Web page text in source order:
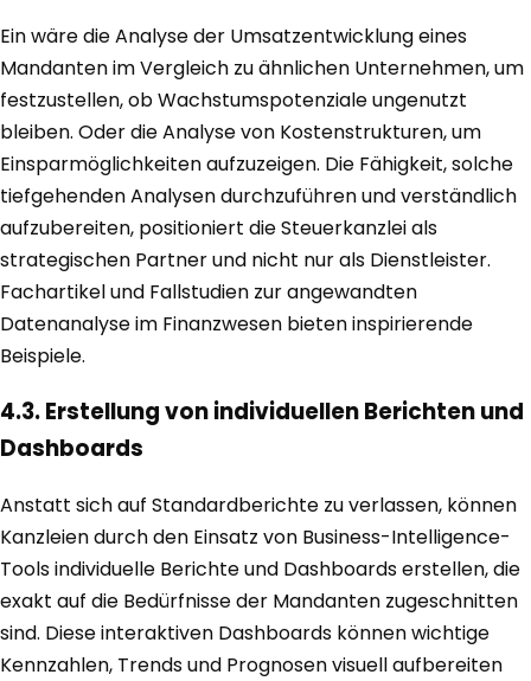
Ein wäre die Analyse der Umsatzentwicklung eines
Mandanten im Vergleich zu ähnlichen Unternehmen, um
festzustellen, ob Wachstumspotenziale ungenutzt
bleiben. Oder die Analyse von Kostenstrukturen, um
Einsparmöglichkeiten aufzuzeigen. Die Fähigkeit, solche
tiefgehenden Analysen durchzuführen und verständlich
aufzubereiten, positioniert die Steuerkanzlei als
strategischen Partner und nicht nur als Dienstleister.
Fachartikel und Fallstudien zur angewandten
Datenanalyse im Finanzwesen bieten inspirierende
Beispiele.
4.3. Erstellung von individuellen Berichten und
Dashboards
Anstatt sich auf Standardberichte zu verlassen, können
Kanzleien durch den Einsatz von Business-Intelligence-
Tools individuelle Berichte und Dashboards erstellen, die
exakt auf die Bedürfnisse der Mandanten zugeschnitten
sind. Diese interaktiven Dashboards können wichtige
Kennzahlen, Trends und Prognosen visuell aufbereiten